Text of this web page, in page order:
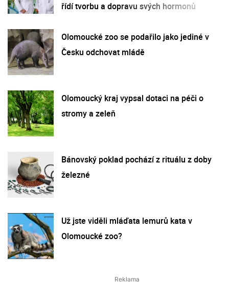
řídí tvorbu a dopravu svých hormonů
Olomoucké zoo se podařilo jako jediné v
Česku odchovat mládě
Olomoucký kraj vypsal dotaci na péči o
stromy a zeleň
Bánovský poklad pochází z rituálu z doby
železné
Už jste viděli mláďata lemurů kata v
Olomoucké zoo?